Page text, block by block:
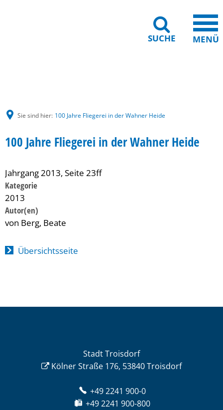
SUCHE MENÜ
Sie sind hier: 100 Jahre Fliegerei in der Wahner Heide
100 Jahre Fliegerei in der Wahner Heide
Jahrgang 2013, Seite 23ff
Kategorie
2013
von Berg, Beate
Übersichtsseite
Stadt Troisdorf
Kölner Straße 176, 53840 Troisdorf
+49 2241 900-0
+49 2241 900-800